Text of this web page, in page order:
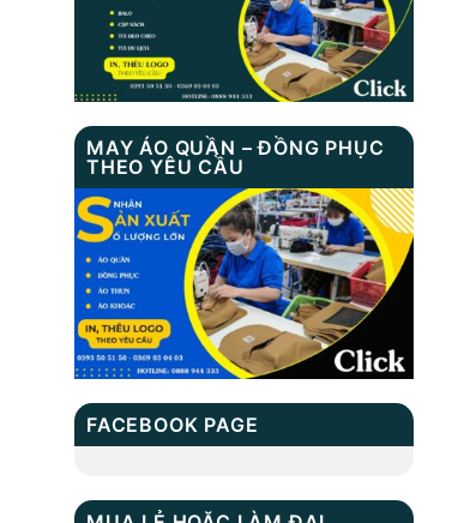
TÚI XÁCH THỜI
TRANG MS: TN
8001
TN 9007
TÚI DÂY RÚT MS:
TN 14003
MAY ÁO QUẦN – ĐỒNG PHỤC
THEO YÊU CẦU
FACEBOOK PAGE